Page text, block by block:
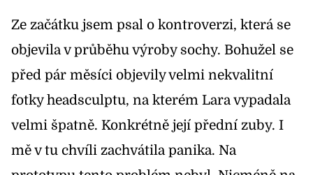
Ze začátku jsem psal o kontroverzi, která se
objevila v průběhu výroby sochy. Bohužel se
před pár měsíci objevily velmi nekvalitní
fotky headsculptu, na kterém Lara vypadala
velmi špatně. Konkrétně její přední zuby. I
mě v tu chvíli zachvátila panika. Na